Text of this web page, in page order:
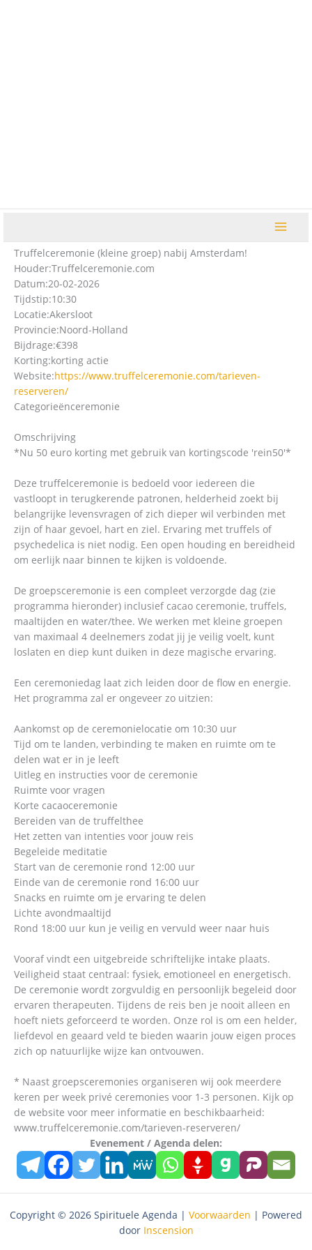
Truffelceremonie (kleine groep) nabij Amsterdam!
Houder:Truffelceremonie.com
Datum:20-02-2026
Tijdstip:10:30
Locatie:Akersloot
Provincie:Noord-Holland
Bijdrage:€398
Korting:korting actie
Website:https://www.truffelceremonie.com/tarieven-
reserveren/
Categorieënceremonie
Omschrijving
*Nu 50 euro korting met gebruik van kortingscode 'rein50'*
Deze truffelceremonie is bedoeld voor iedereen die
vastloopt in terugkerende patronen, helderheid zoekt bij
belangrijke levensvragen of zich dieper wil verbinden met
zijn of haar gevoel, hart en ziel. Ervaring met truffels of
psychedelica is niet nodig. Een open houding en bereidheid
om eerlijk naar binnen te kijken is voldoende.
De groepsceremonie is een compleet verzorgde dag (zie
programma hieronder) inclusief cacao ceremonie, truffels,
maaltijden en water/thee. We werken met kleine groepen
van maximaal 4 deelnemers zodat jij je veilig voelt, kunt
loslaten en diep kunt duiken in deze magische ervaring.
Een ceremoniedag laat zich leiden door de flow en energie.
Het programma zal er ongeveer zo uitzien:
Aankomst op de ceremonielocatie om 10:30 uur
Tijd om te landen, verbinding te maken en ruimte om te
delen wat er in je leeft
Uitleg en instructies voor de ceremonie
Ruimte voor vragen
Korte cacaoceremonie
Bereiden van de truffelthee
Het zetten van intenties voor jouw reis
Begeleide meditatie
Start van de ceremonie rond 12:00 uur
Einde van de ceremonie rond 16:00 uur
Snacks en ruimte om je ervaring te delen
Lichte avondmaaltijd
Rond 18:00 uur kun je veilig en vervuld weer naar huis
Vooraf vindt een uitgebreide schriftelijke intake plaats.
Veiligheid staat centraal: fysiek, emotioneel en energetisch.
De ceremonie wordt zorgvuldig en persoonlijk begeleid door
ervaren therapeuten. Tijdens de reis ben je nooit alleen en
hoeft niets geforceerd te worden. Onze rol is om een helder,
liefdevol en geaard veld te bieden waarin jouw eigen proces
zich op natuurlijke wijze kan ontvouwen.
* Naast groepsceremonies organiseren wij ook meerdere
keren per week privé ceremonies voor 1-3 personen. Kijk op
de website voor meer informatie en beschikbaarheid:
www.truffelceremonie.com/tarieven-reserveren/
Evenement / Agenda delen:
Copyright © 2026 Spirituele Agenda | Voorwaarden | Powered
door Inscension